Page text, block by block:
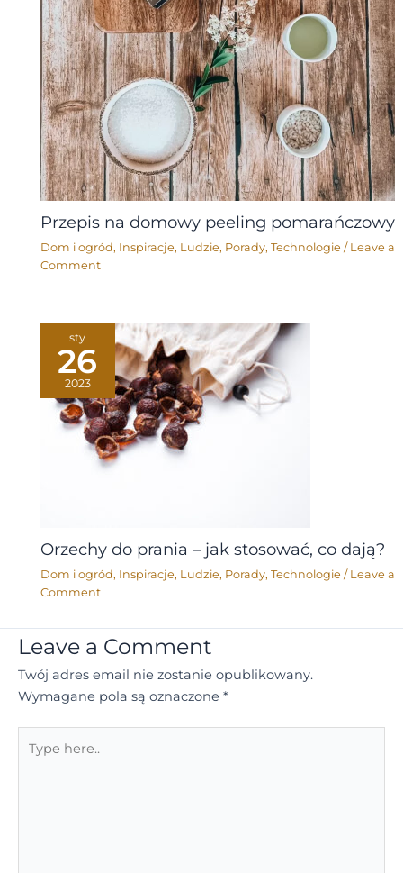
Przepis na domowy peeling pomarańczowy
Dom i ogród, Inspiracje, Ludzie, Porady, Technologie / Leave a
Comment
sty
26
2023
Orzechy do prania – jak stosować, co dają?
Dom i ogród, Inspiracje, Ludzie, Porady, Technologie / Leave a
Comment
Leave a Comment
Twój adres email nie zostanie opublikowany.
Wymagane pola są oznaczone *
here..